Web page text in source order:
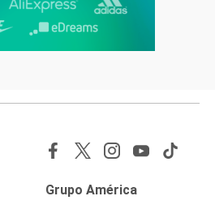
Grupo América